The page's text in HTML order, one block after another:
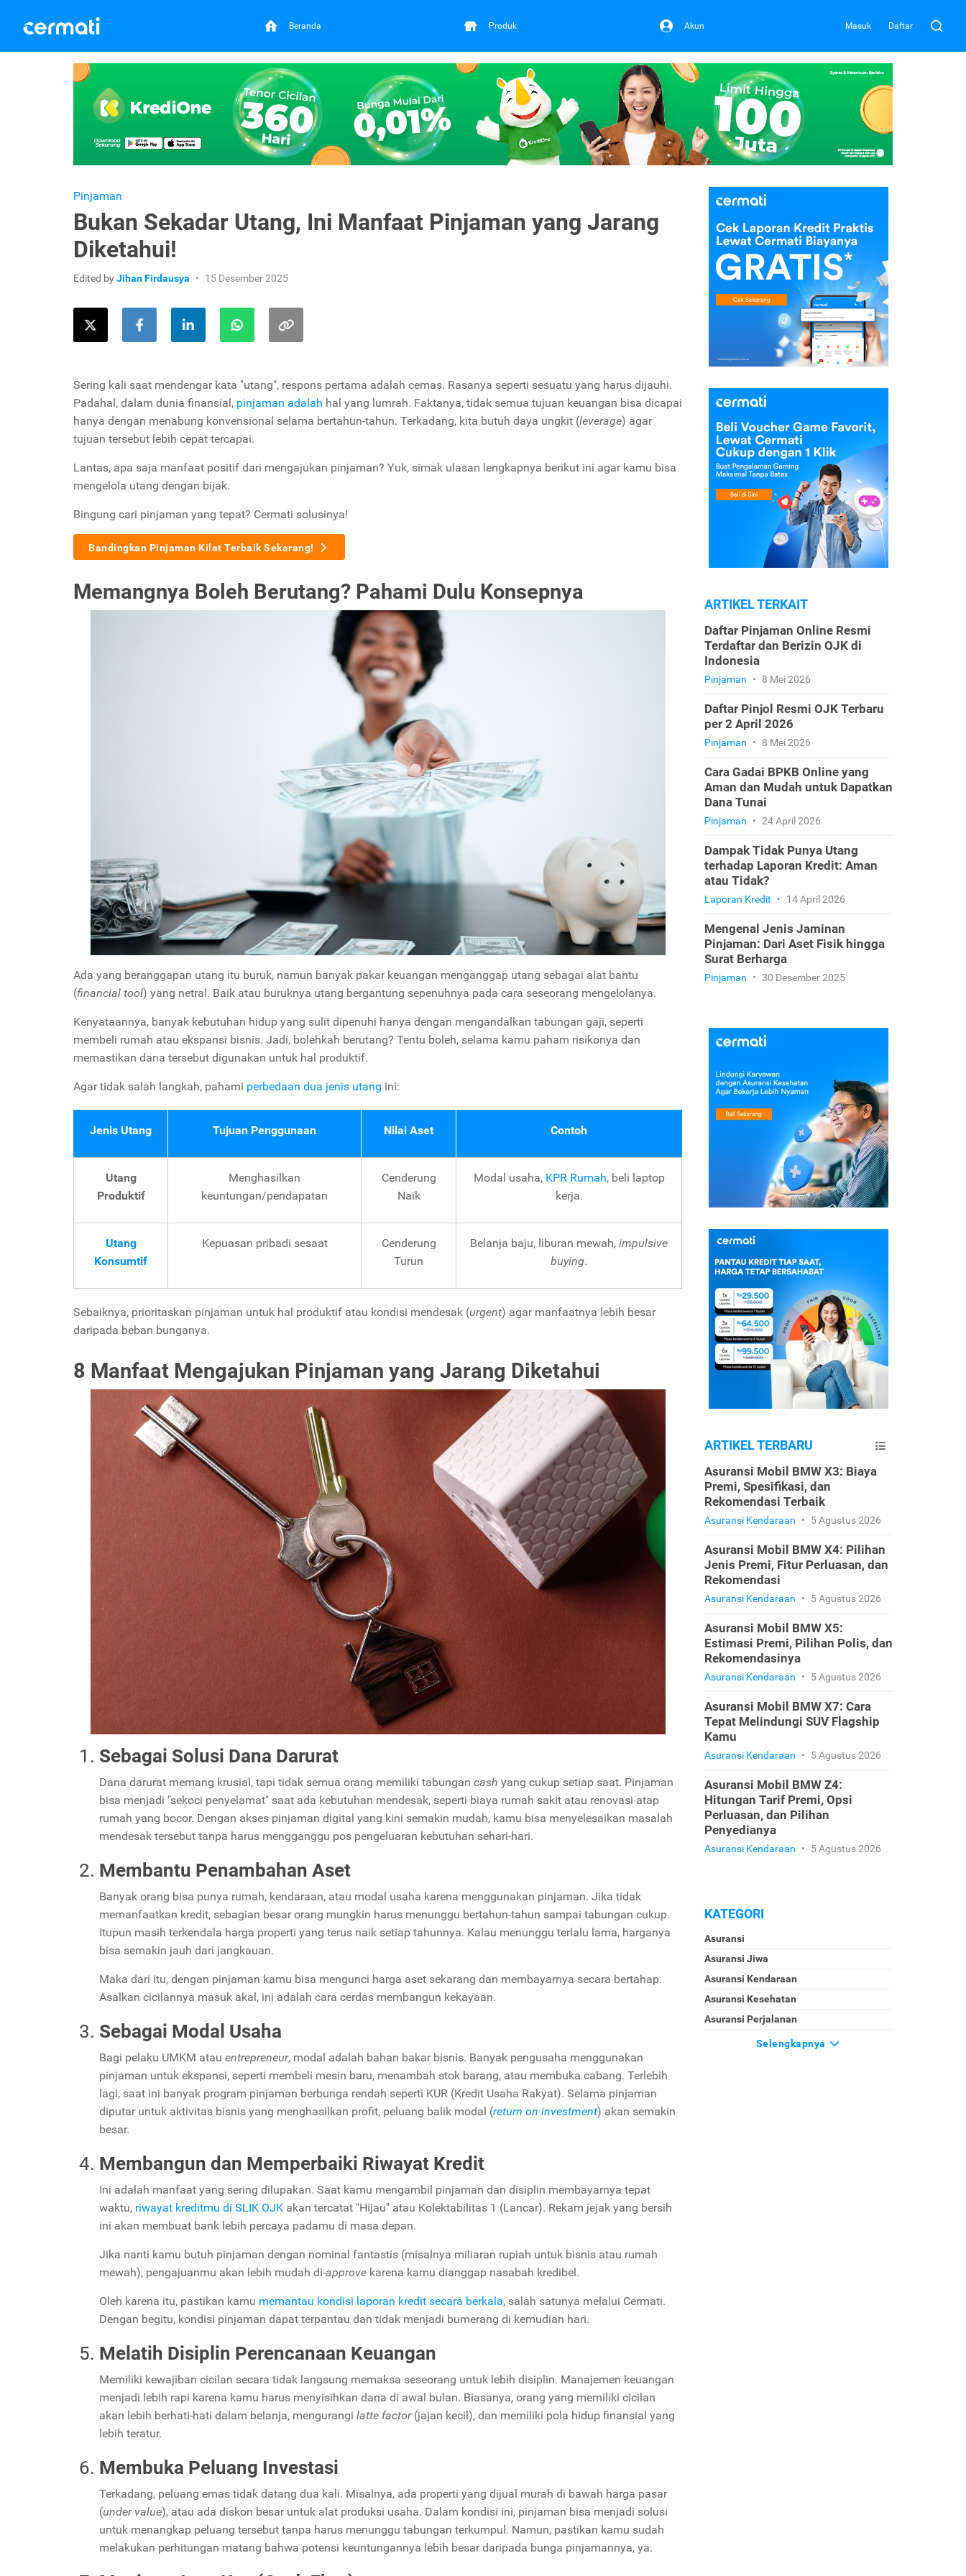
Beranda Produk Akun Masuk Daftar
Pinjaman
Bukan Sekadar Utang, Ini Manfaat Pinjaman yang Jarang
Diketahui!
Edited byJihan Firdausya 15 Desember 2025
Sering kali saat mendengar kata "utang", respons pertama adalah cemas. Rasanya seperti sesuatu yang harus dijauhi.
Padahal, dalam dunia finansial, pinjaman adalah hal yang lumrah. Faktanya, tidak semua tujuan keuangan bisa dicapai
hanya dengan menabung konvensional selama bertahun-tahun. Terkadang, kita butuh daya ungkit (leverage) agar
tujuan tersebut lebih cepat tercapai.
Lantas, apa saja manfaat positif dari mengajukan pinjaman? Yuk, simak ulasan lengkapnya berikut ini agar kamu bisa
mengelola utang dengan bijak.
Bingung cari pinjaman yang tepat? Cermati solusinya!
Bandingkan Pinjaman Kilat Terbaik Sekarang!
Memangnya Boleh Berutang? Pahami Dulu Konsepnya
Ada yang beranggapan utang itu buruk, namun banyak pakar keuangan menganggap utang sebagai alat bantu
(financial tool) yang netral. Baik atau buruknya utang bergantung sepenuhnya pada cara seseorang mengelolanya.
Kenyataannya, banyak kebutuhan hidup yang sulit dipenuhi hanya dengan mengandalkan tabungan gaji, seperti
membeli rumah atau ekspansi bisnis. Jadi, bolehkah berutang? Tentu boleh, selama kamu paham risikonya dan
memastikan dana tersebut digunakan untuk hal produktif.
Agar tidak salah langkah, pahami perbedaan dua jenis utang ini:
Jenis Utang Tujuan Penggunaan Nilai Aset Contoh
Utang
Produktif
Menghasilkan
keuntungan/pendapatan
Cenderung
Naik
Modal usaha, KPR Rumah, beli laptop
kerja.
Utang
Konsumtif
Kepuasan pribadi sesaat
Cenderung
Turun
Belanja baju, liburan mewah, impulsive
buying.
Sebaiknya, prioritaskan pinjaman untuk hal produktif atau kondisi mendesak (urgent) agar manfaatnya lebih besar
daripada beban bunganya.
8 Manfaat Mengajukan Pinjaman yang Jarang Diketahui
Sebagai Solusi Dana Darurat
Dana darurat memang krusial, tapi tidak semua orang memiliki tabungan cash yang cukup setiap saat. Pinjaman
bisa menjadi "sekoci penyelamat" saat ada kebutuhan mendesak, seperti biaya rumah sakit atau renovasi atap
rumah yang bocor. Dengan akses pinjaman digital yang kini semakin mudah, kamu bisa menyelesaikan masalah
mendesak tersebut tanpa harus mengganggu pos pengeluaran kebutuhan sehari-hari.
Membantu Penambahan Aset
Banyak orang bisa punya rumah, kendaraan, atau modal usaha karena menggunakan pinjaman. Jika tidak
memanfaatkan kredit, sebagian besar orang mungkin harus menunggu bertahun-tahun sampai tabungan cukup.
Itupun masih terkendala harga properti yang terus naik setiap tahunnya. Kalau menunggu terlalu lama, harganya
bisa semakin jauh dari jangkauan.
Maka dari itu, dengan pinjaman kamu bisa mengunci harga aset sekarang dan membayarnya secara bertahap.
Asalkan cicilannya masuk akal, ini adalah cara cerdas membangun kekayaan.
Sebagai Modal Usaha
Bagi pelaku UMKM atau entrepreneur, modal adalah bahan bakar bisnis. Banyak pengusaha menggunakan
pinjaman untuk ekspansi, seperti membeli mesin baru, menambah stok barang, atau membuka cabang. Terlebih
lagi, saat ini banyak program pinjaman berbunga rendah seperti KUR (Kredit Usaha Rakyat). Selama pinjaman
diputar untuk aktivitas bisnis yang menghasilkan profit, peluang balik modal (return on investment) akan semakin
besar.
Membangun dan Memperbaiki Riwayat Kredit
Ini adalah manfaat yang sering dilupakan. Saat kamu mengambil pinjaman dan disiplin membayarnya tepat
waktu, riwayat kreditmu di SLIK OJK akan tercatat "Hijau" atau Kolektabilitas 1 (Lancar). Rekam jejak yang bersih
ini akan membuat bank lebih percaya padamu di masa depan.
Jika nanti kamu butuh pinjaman dengan nominal fantastis (misalnya miliaran rupiah untuk bisnis atau rumah
mewah), pengajuanmu akan lebih mudah di-approve karena kamu dianggap nasabah kredibel.
Oleh karena itu, pastikan kamu memantau kondisi laporan kredit secara berkala, salah satunya melalui Cermati.
Dengan begitu, kondisi pinjaman dapat terpantau dan tidak menjadi bumerang di kemudian hari.
Melatih Disiplin Perencanaan Keuangan
Memiliki kewajiban cicilan secara tidak langsung memaksa seseorang untuk lebih disiplin. Manajemen keuangan
menjadi lebih rapi karena kamu harus menyisihkan dana di awal bulan. Biasanya, orang yang memiliki cicilan
akan lebih berhati-hati dalam belanja, mengurangi latte factor(jajan kecil), dan memiliki pola hidup finansial yang
lebih teratur.
Membuka Peluang Investasi
Terkadang, peluang emas tidak datang dua kali. Misalnya, ada properti yang dijual murah di bawah harga pasar
(under value), atau ada diskon besar untuk alat produksi usaha. Dalam kondisi ini, pinjaman bisa menjadi solusi
untuk menangkap peluang tersebut tanpa harus menunggu tabungan terkumpul. Namun, pastikan kamu sudah
melakukan perhitungan matang bahwa potensi keuntungannya lebih besar daripada bunga pinjamannya, ya.
ARTIKEL TERKAIT
Daftar Pinjaman Online Resmi
Terdaftar dan Berizin OJK di
Indonesia
Pinjaman • 8 Mei 2026
Daftar Pinjol Resmi OJK Terbaru
per 2 April 2026
Pinjaman • 8 Mei 2026
Cara Gadai BPKB Online yang
Aman dan Mudah untuk Dapatkan
Dana Tunai
Pinjaman • 24 April 2026
Dampak Tidak Punya Utang
terhadap Laporan Kredit: Aman
atau Tidak?
Laporan Kredit • 14 April 2026
Mengenal Jenis Jaminan
Pinjaman: Dari Aset Fisik hingga
Surat Berharga
Pinjaman • 30 Desember 2025
ARTIKEL TERBARU
Asuransi Mobil BMW X3: Biaya
Premi, Spesifikasi, dan
Rekomendasi Terbaik
Asuransi Kendaraan • 5 Agustus 2026
Asuransi Mobil BMW X4: Pilihan
Jenis Premi, Fitur Perluasan, dan
Rekomendasi
Asuransi Kendaraan • 5 Agustus 2026
Asuransi Mobil BMW X5:
Estimasi Premi, Pilihan Polis, dan
Rekomendasinya
Asuransi Kendaraan • 5 Agustus 2026
Asuransi Mobil BMW X7: Cara
Tepat Melindungi SUV Flagship
Kamu
Asuransi Kendaraan • 5 Agustus 2026
Asuransi Mobil BMW Z4:
Hitungan Tarif Premi, Opsi
Perluasan, dan Pilihan
Penyedianya
Asuransi Kendaraan • 5 Agustus 2026
KATEGORI
Asuransi
Asuransi Jiwa
Asuransi Kendaraan
Asuransi Kesehatan
Asuransi Perjalanan
Selengkapnya